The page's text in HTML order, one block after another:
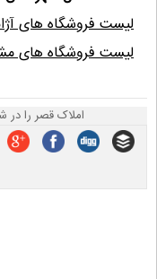
لیست فروشگاه های
لیست فروشگاه های
املاک قصر را در